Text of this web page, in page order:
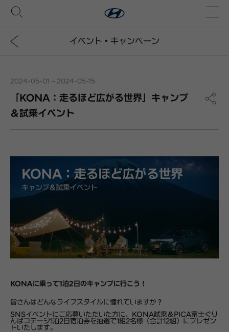
イベント・キャンペーン
2024-05-01 ~ 2024-05-15
「KONA：走るほど広がる世界」キャンプ
＆試乗イベント
KONAに乗って1泊2日のキャンプに行こう！
皆さんはどんなライフスタイルに憧れていますか？
SNSイベントにご応募いただいた方に、KONA試乗＆PICA富士ぐり
んぱコテージ1泊2日宿泊券を抽選で1組2名様（合計12組）にプレゼン
トいたします。